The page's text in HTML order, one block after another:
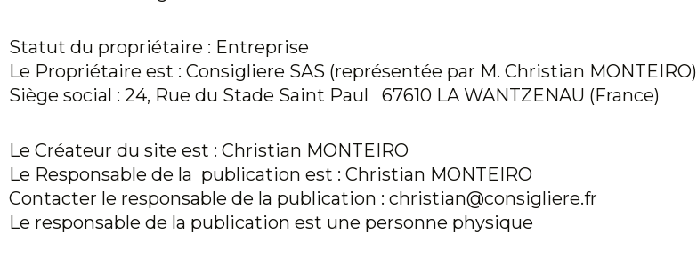
Statut du propriétaire : Entreprise
Le Propriétaire est : Consigliere SAS (représentée par M. Christian MONTEIRO)
Siège social : 24, Rue du Stade Saint Paul 67610 LA WANTZENAU (France)
Le Créateur du site est : Christian MONTEIRO
Le Responsable de la publication est : Christian MONTEIRO
Contacter le responsable de la publication : christian@consigliere.fr
Le responsable de la publication est une personne physique